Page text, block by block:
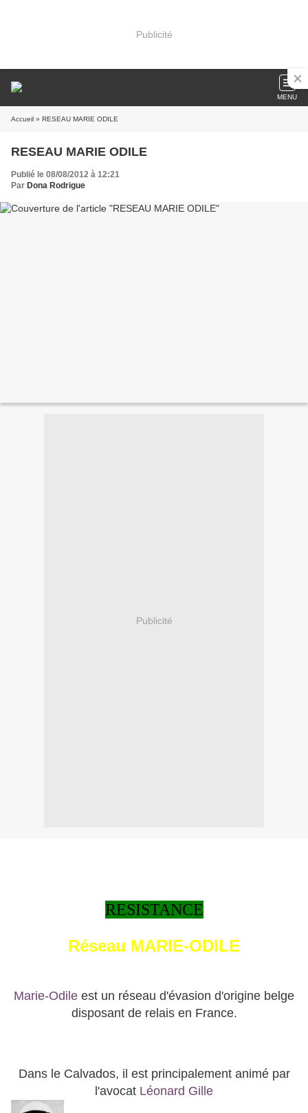
Publicité
MENU
Accueil » RESEAU MARIE ODILE
RESEAU MARIE ODILE
Publié le 08/08/2012 à 12:21
Par Dona Rodrigue
Publicité
RESISTANCE
Réseau MARIE-ODILE
Marie-Odile est un réseau d'évasion d'origine belge
disposant de relais en France.
Dans le Calvados, il est principalement animé par
l'avocat Léonard Gille